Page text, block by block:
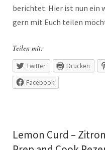
berichtet. Hier ist nun ein
gern mit Euch teilen
Teilen mit:
Twitter Drucken
Facebook
Lemon Curd –